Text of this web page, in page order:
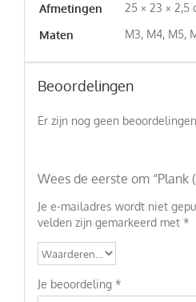
Afmetingen
25 × 23 × 2,5
Maten
M3, M4, M5,
Beoordelingen
Er zijn nog geen beoordelingen.
Wees de eerste om “Plank
Je e-mailadres wordt niet
velden zijn gemarkeerd met *
Je beoordeling *